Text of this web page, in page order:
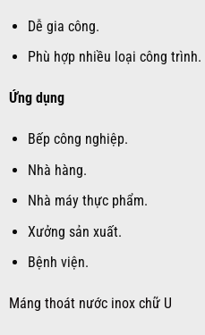
Dễ gia công.
Phù hợp nhiều loại công trình.
Ứng dụng
Bếp công nghiệp.
Nhà hàng.
Nhà máy thực phẩm.
Xưởng sản xuất.
Bệnh viện.
Máng thoát nước inox chữ U